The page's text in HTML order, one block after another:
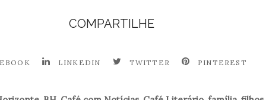
COMPARTILHE
LINKEDIN TWITTER PINTEREST